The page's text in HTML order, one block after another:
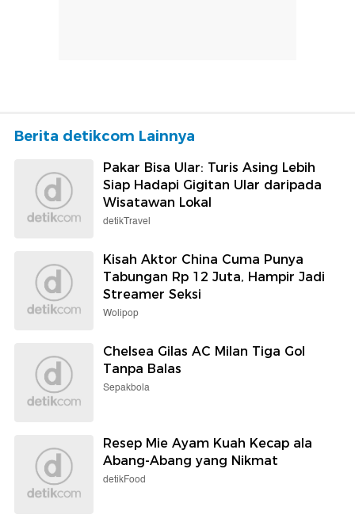
Berita detikcom Lainnya
Pakar Bisa Ular: Turis Asing Lebih
Siap Hadapi Gigitan Ular daripada
Wisatawan Lokal
detikTravel
Kisah Aktor China Cuma Punya
Tabungan Rp 12 Juta, Hampir Jadi
Streamer Seksi
Wolipop
Chelsea Gilas AC Milan Tiga Gol
Tanpa Balas
Sepakbola
Resep Mie Ayam Kuah Kecap ala
Abang-Abang yang Nikmat
detikFood